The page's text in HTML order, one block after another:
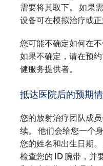
需要将其取下。 如果
设备可在模拟治疗或正
您可能不确定如何在
如果不确定，请在预
健服务提供者。
抵达医院后的预期
您的放射治疗团队成
续。 他们会给您一个
您的姓名和出生日期
检查您的 ID 腕带，并